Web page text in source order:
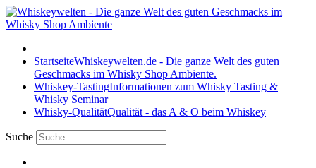
StartseiteWhiskeywelten.de - Die ganze Welt des guten
Geschmacks im Whisky Shop Ambiente.
Whiskey-TastingInformationen zum Whisky Tasting &
Whisky Seminar
Whisky-QualitätQualität - das A & O beim Whiskey
Suche